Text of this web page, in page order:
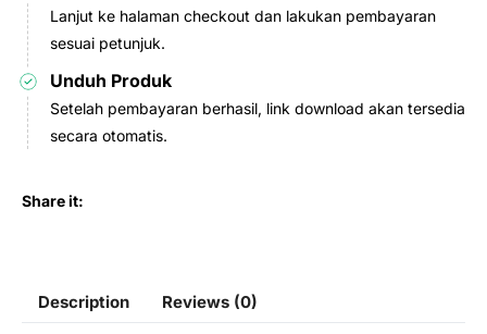
Lanjut ke halaman checkout dan lakukan pembayaran
sesuai petunjuk.
Unduh Produk
Setelah pembayaran berhasil, link download akan tersedia
secara otomatis.
Share it:
Description Reviews (0)